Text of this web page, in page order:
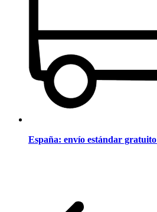
España: envío estándar gratuito